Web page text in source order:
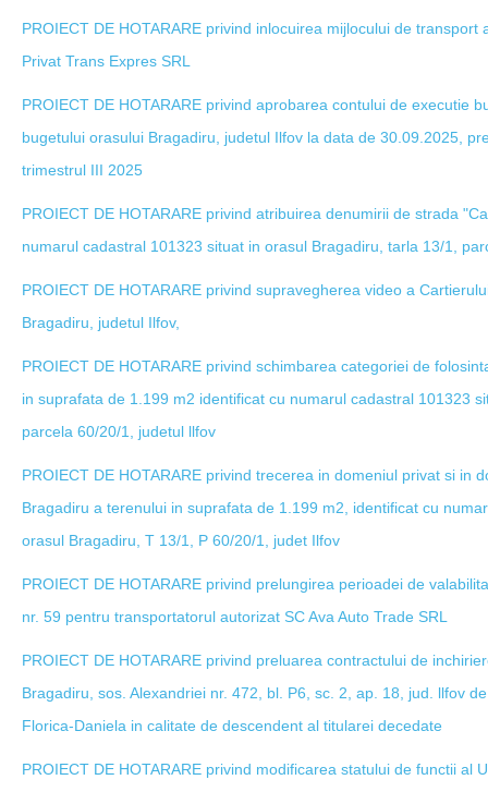
PROIECT DE HOTARARE privind inlocuirea mijlocului de
Privat Trans Expres SRL
PROIECT DE HOTARARE privind aprobarea contului de executie
bugetului orasului Bragadiru, judetul Ilfov la data de 30.09.2025,
trimestrul III 2025
PROIECT DE HOTARARE privind atribuirea denumirii de strada
numarul cadastral 101323 situat in orasul Bragadiru, tarla 13/1,
PROIECT DE HOTARARE privind supravegherea video a
Bragadiru, judetul Ilfov,
PROIECT DE HOTARARE privind schimbarea categoriei de
in suprafata de 1.199 m2 identificat cu numarul cadastral 101323
parcela 60/20/1, judetul llfov
PROIECT DE HOTARARE privind trecerea in domeniul privat si in
Bragadiru a terenului in suprafata de 1.199 m2, identificat cu
orasul Bragadiru, T 13/1, P 60/20/1, judet Ilfov
PROIECT DE HOTARARE privind prelungirea perioadei de
nr. 59 pentru transportatorul autorizat SC Ava Auto Trade SRL
PROIECT DE HOTARARE privind preluarea contractului de
Bragadiru, sos. Alexandriei nr. 472, bl. P6, sc. 2, ap. 18, jud. llfov
Florica-Daniela in calitate de descendent al titularei decedate
PROIECT DE HOTARARE privind modificarea statului de functii al